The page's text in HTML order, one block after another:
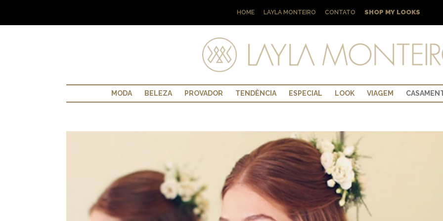
HOME LAYLA MONTEIRO CONTATO SHOP MY LOOKS
MODA BELEZA PROVADOR TENDÊNCIA ESPECIAL LOOK VIAGEM